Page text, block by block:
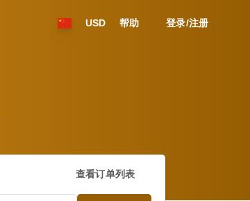
USD 帮助 登录/注册
查看订单列表